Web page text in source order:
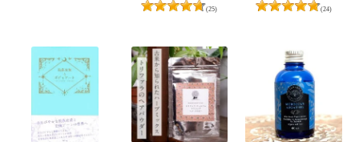
シャンプーを使わなくなって時々ベタつきが気になり、
頭皮によいハーブのシャンプーがないか探していまし
た。とてもいいです。
夏は使用するとさっぱりします。頭皮の他に余ったら全
身に塗ります。子供も好きで一緒に使っています。
(25) (24)